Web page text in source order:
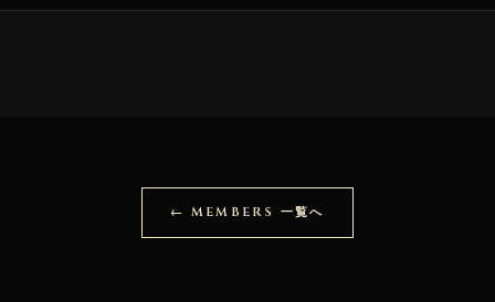
← MEMBERS 一覧へ